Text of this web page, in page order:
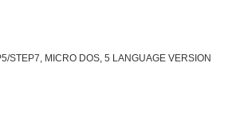
STEP7, MICRO DOS, 5 LANGUAGE VERSION